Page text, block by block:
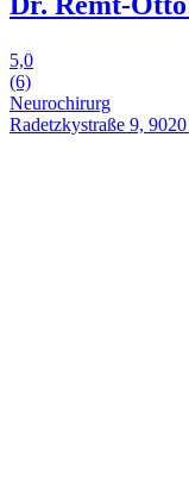
5,0
(6)
Neurochirurg
Radetzkystraße 9,